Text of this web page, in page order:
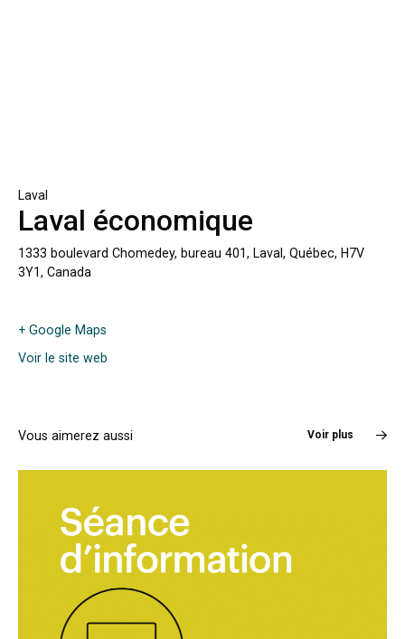
Laval
Laval économique
1333 boulevard Chomedey, bureau 401, Laval, Québec, H7V
3Y1, Canada
+ Google Maps
Voir le site web
Vous aimerez aussi Voir plus